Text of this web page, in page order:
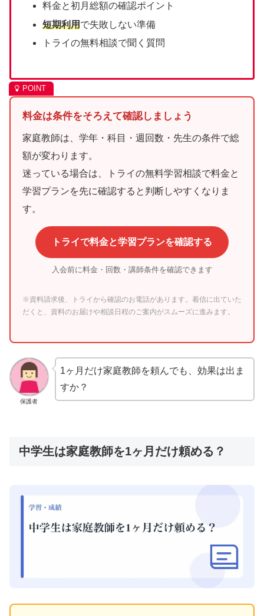
料金と初月総額の確認ポイント
短期利用で失敗しない準備
トライの無料相談で聞く質問
料金は条件をそろえて確認しましょう
家庭教師は、学年・科目・週回数・先生の条件で総
額が変わります。
迷っている場合は、トライの無料学習相談で料金と
学習プランを先に確認すると判断しやすくなりま
す。
トライで料金と学習プランを確認する
入会前に料金・回数・講師条件を確認できます
※資料請求後、トライから確認のお電話があります。着信に出ていた
だくと、資料のお届けや相談日程のご案内がスムーズに進みます。
保護者
1ヶ月だけ家庭教師を頼んでも、効果は出ま
すか？
中学生は家庭教師を1ヶ月だけ頼める？